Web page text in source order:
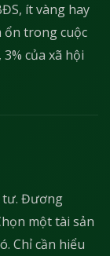
ít vàng hay
ổn trong cuộc
của xã hội
tư. Đương
một tài sản
Chỉ cần hiểu